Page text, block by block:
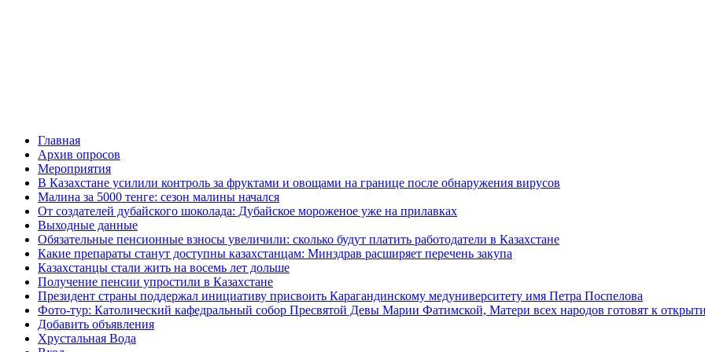
Главная
Архив опросов
Мероприятия
В Казахстане усилили контроль за фруктами и овощами на границе после обнаружения вирусов
Малина за 5000 тенге: сезон малины начался
От создателей дубайского шоколада: Дубайское мороженое уже на прилавках
Выходные данные
Обязательные пенсионные взносы увеличили: сколько будут платить работодатели в Казахстане
Какие препараты станут доступны казахстанцам: Минздрав расширяет перечень закупа
Казахстанцы стали жить на восемь лет дольше
Получение пенсии упростили в Казахстане
Президент страны поддержал инициативу присвоить Карагандинскому медуниверситету имя Петра Поспелова
Фото-тур: Католический кафедральный собор Пресвятой Девы Марии Фатимской, Матери всех народов готовят к
Добавить объявления
Хрустальная Вода